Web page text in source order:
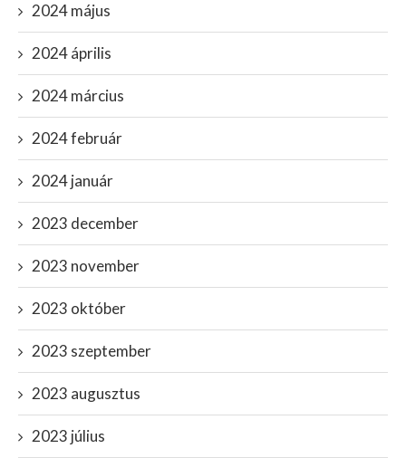
2024 május
2024 április
2024 március
2024 február
2024 január
2023 december
2023 november
2023 október
2023 szeptember
2023 augusztus
2023 július